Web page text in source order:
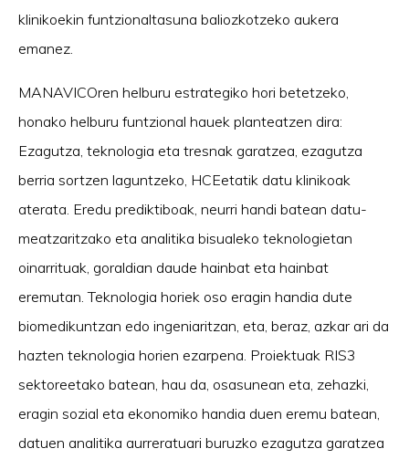
klinikoekin funtzionaltasuna baliozkotzeko aukera
emanez.
MANAVICOren helburu estrategiko hori betetzeko,
honako helburu funtzional hauek planteatzen dira:
Ezagutza, teknologia eta tresnak garatzea, ezagutza
berria sortzen laguntzeko, HCEetatik datu klinikoak
aterata. Eredu prediktiboak, neurri handi batean datu-
meatzaritzako eta analitika bisualeko teknologietan
oinarrituak, goraldian daude hainbat eta hainbat
eremutan. Teknologia horiek oso eragin handia dute
biomedikuntzan edo ingeniaritzan, eta, beraz, azkar ari da
hazten teknologia horien ezarpena. Proiektuak RIS3
sektoreetako batean, hau da, osasunean eta, zehazki,
eragin sozial eta ekonomiko handia duen eremu batean,
datuen analitika aurreratuari buruzko ezagutza garatzea